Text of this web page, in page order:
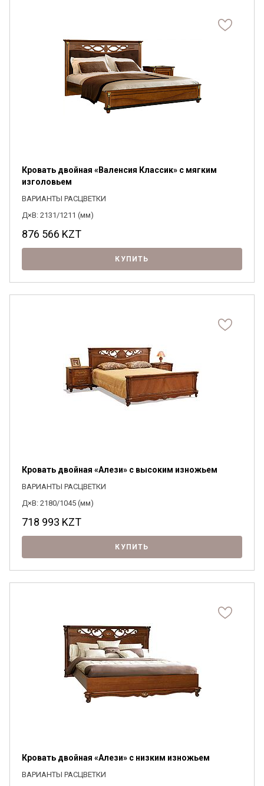
Кровать двойная «Валенсия Классик» с мягким
изголовьем
ВАРИАНТЫ РАСЦВЕТКИ
Д×В: 2131/1211 (мм)
876 566 KZT
КУПИТЬ
Кровать двойная «Алези» с высоким изножьем
ВАРИАНТЫ РАСЦВЕТКИ
Д×В: 2180/1045 (мм)
718 993 KZT
КУПИТЬ
Кровать двойная «Алези» с низким изножьем
ВАРИАНТЫ РАСЦВЕТКИ